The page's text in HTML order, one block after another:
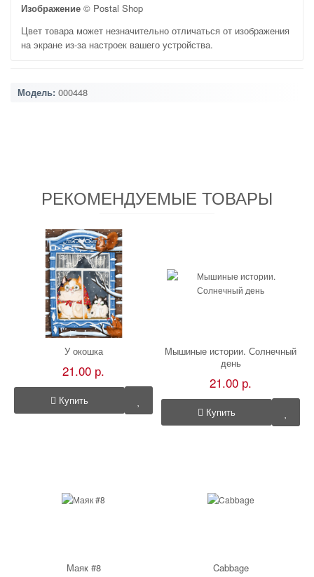
Изображение © Postal Shop
Цвет товара может незначительно отличаться от изображения
на экране из-за настроек вашего устройства.
Модель: 000448
РЕКОМЕНДУЕМЫЕ ТОВАРЫ
У окошка
21.00 р.
Купить
Мышиные истории. Солнечный
день
21.00 р.
Купить
Маяк #8 Cabbage